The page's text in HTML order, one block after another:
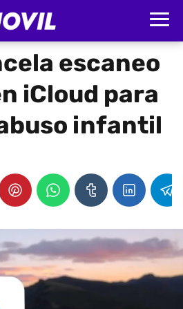
escaneo
iCloud para
infantil